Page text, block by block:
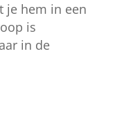
je hem in een
is
in de